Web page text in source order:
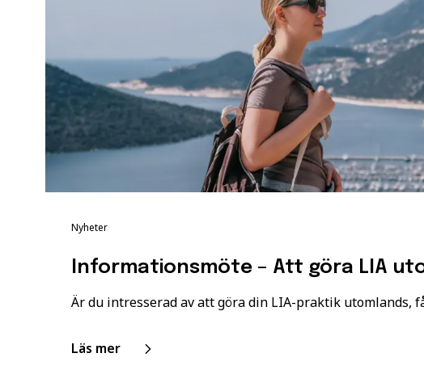
Nyheter
Informationsmöte – Att göra LIA
Är du intresserad av att göra din LIA-praktik utomlands,
Läs mer